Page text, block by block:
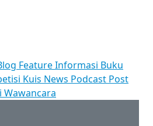
FeatureInformasi Buku
Kuis News Podcast Post
Wawancara